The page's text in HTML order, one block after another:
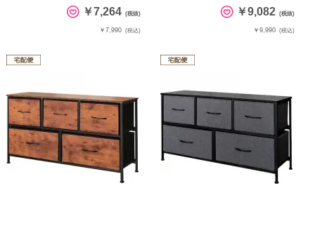
￥7,264 (税抜)
￥7,990 (税込)
￥9,082 (税抜)
￥9,990 (税込)